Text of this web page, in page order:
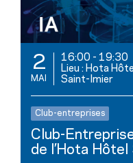
2
MAI
16:00 - 19:30
Lieu : Hota
Saint-Imier
Club-entreprises
Club-
de l’Hota